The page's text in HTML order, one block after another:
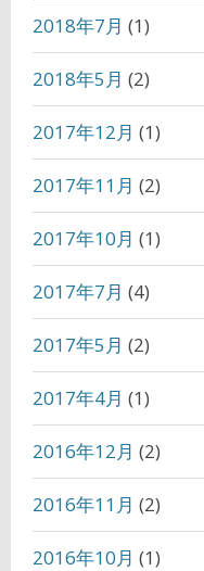
2018年7月 (1)
2018年5月 (2)
2017年12月 (1)
2017年11月 (2)
2017年10月 (1)
2017年7月 (4)
2017年5月 (2)
2017年4月 (1)
2016年12月 (2)
2016年11月 (2)
2016年10月 (1)